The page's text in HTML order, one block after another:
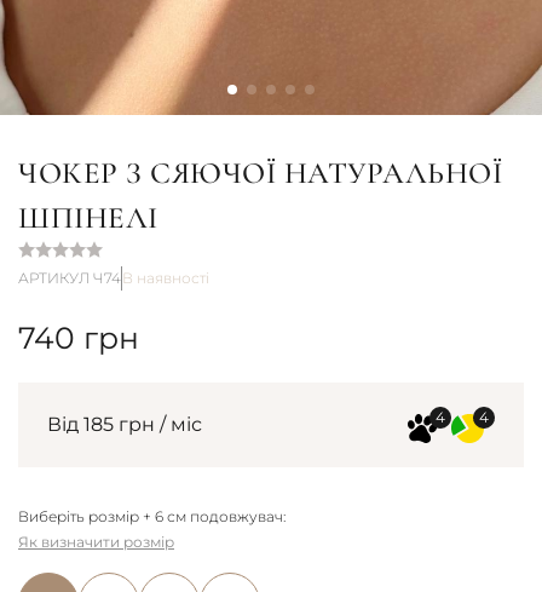
ЧОКЕР З СЯЮЧОЇ НАТУРАЛЬНОЇ
ШПІНЕЛІ
АРТИКУЛ Ч74В наявності
740 грн
Від 185 грн / міс
Виберіть розмір + 6 см подовжувач:
Як визначити розмір